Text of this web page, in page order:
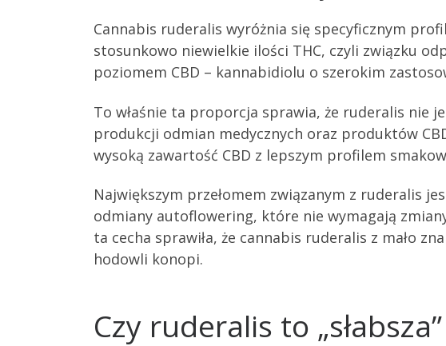
Cannabis ruderalis wyróżnia się specyficznym
stosunkowo niewielkie ilości THC, czyli związku
poziomem CBD – kannabidiolu o szerokim
To właśnie ta proporcja sprawia, że ruderalis nie
produkcji odmian medycznych oraz produktów
wysoką zawartość CBD z lepszym profilem
Największym przełomem związanym z ruderalis
odmiany autoflowering, które nie wymagają
ta cecha sprawiła, że cannabis ruderalis z mało
hodowli konopi.
Czy ruderalis to